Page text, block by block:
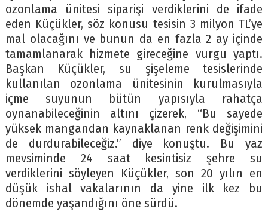
ozonlama ünitesi siparişi verdiklerini de ifade
eden Küçükler, söz konusu tesisin 3 milyon TL’ye
mal olacağını ve bunun da en fazla 2 ay içinde
tamamlanarak hizmete gireceğine vurgu yaptı.
Başkan Küçükler, su şişeleme tesislerinde
kullanılan ozonlama ünitesinin kurulmasıyla
içme suyunun bütün yapısıyla rahatça
oynanabileceğinin altını çizerek, “Bu sayede
yüksek mangandan kaynaklanan renk değişimini
de durdurabileceğiz.” diye konuştu. Bu yaz
mevsiminde 24 saat kesintisiz şehre su
verdiklerini söyleyen Küçükler, son 20 yılın en
düşük ishal vakalarının da yine ilk kez bu
dönemde yaşandığını öne sürdü.